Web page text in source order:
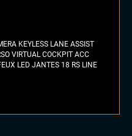
KEYLESS LANE ASSIST
VIRTUAL COCKPIT ACC
LED JANTES 18 RS LINE